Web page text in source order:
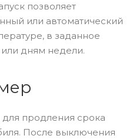
позволяет
или автоматический
в заданное
дням недели.
продления срока
После выключения